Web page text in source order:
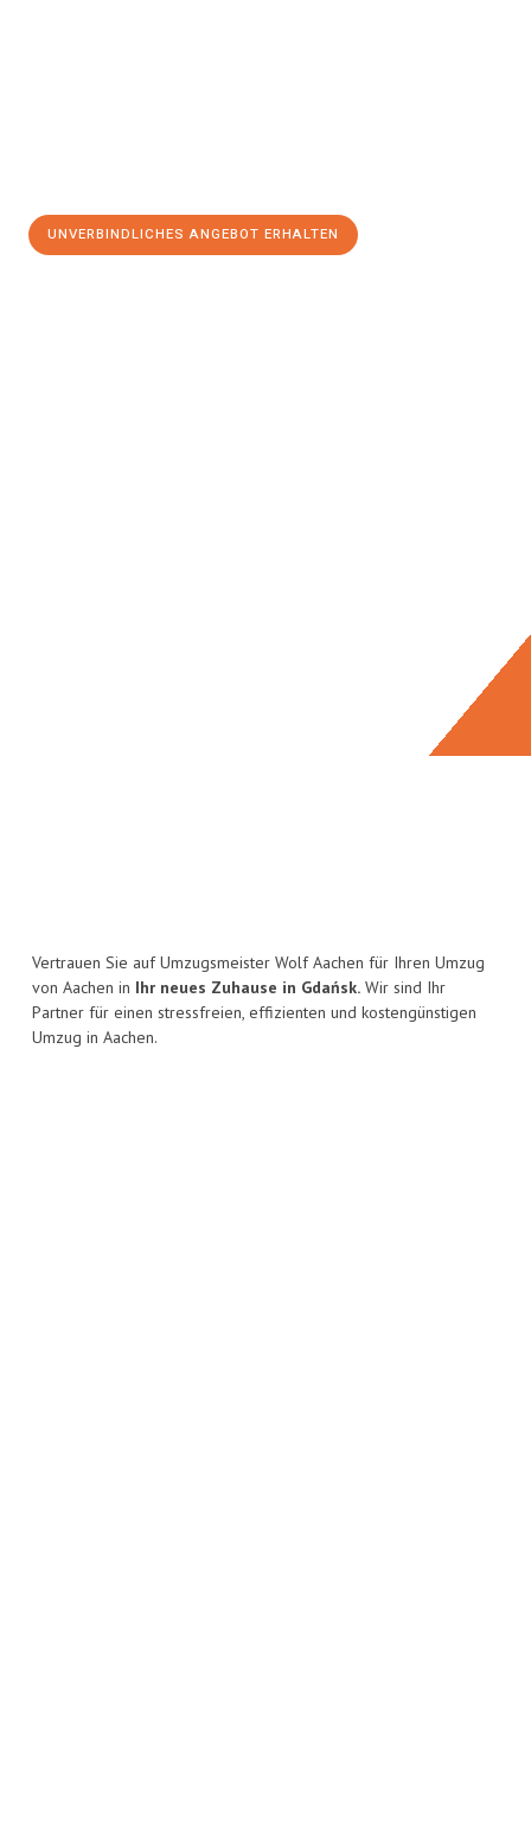
UNVERBINDLICHES ANGEBOT ERHALTEN
Vertrauen Sie auf Umzugsmeister Wolf Aachen für Ihren Umzug
von Aachen in Ihr neues Zuhause in Gdańsk. Wir sind Ihr
Partner für einen stressfreien, effizienten und kostengünstigen
Umzug in Aachen.